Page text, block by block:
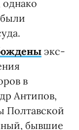
экс-
в
Антипов,
Полтавской
бывшие